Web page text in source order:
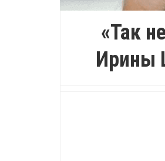
«Так
Ирины